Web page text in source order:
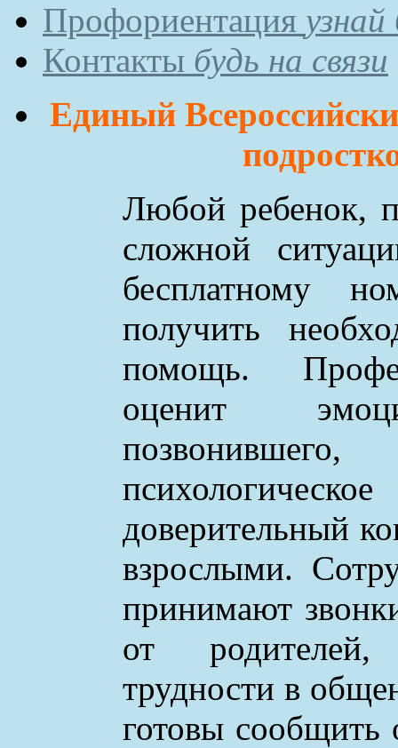
Профориентация
Контакты будь на связи
Единый
Любой ребенок,
сложной
бесплатному
получить
помощь.
оценит
доверительный
взрослыми.
принимают
от
трудности в
готовы сообщить